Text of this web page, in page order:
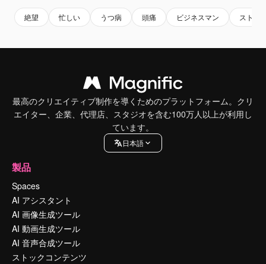
絶望 忙しい うつ病 頭痛 ビジネスマン ストレ
最高のクリエイティブ制作を導くためのプラットフォーム。クリ
エイター、企業、代理店、スタジオを含む100万人以上が利用し
ています。
日本語
製品
Spaces
AI アシスタント
AI 画像生成ツール
AI 動画生成ツール
AI 音声合成ツール
ストックコンテンツ